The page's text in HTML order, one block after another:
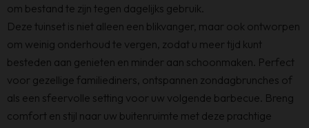
om bestand te zijn tegen dagelijks gebruik.
Deze tuinset is niet alleen een blikvanger, maar ook ontworpen
om weinig onderhoud te vergen, zodat u meer tijd kunt
besteden aan genieten en minder aan schoonmaken. Perfect
voor gezellige familiediners, ontspannen zondagbrunches of
als een sfeervolle setting voor uw volgende barbecue. Breng
comfort en stijl naar uw buitenruimte met deze prachtige